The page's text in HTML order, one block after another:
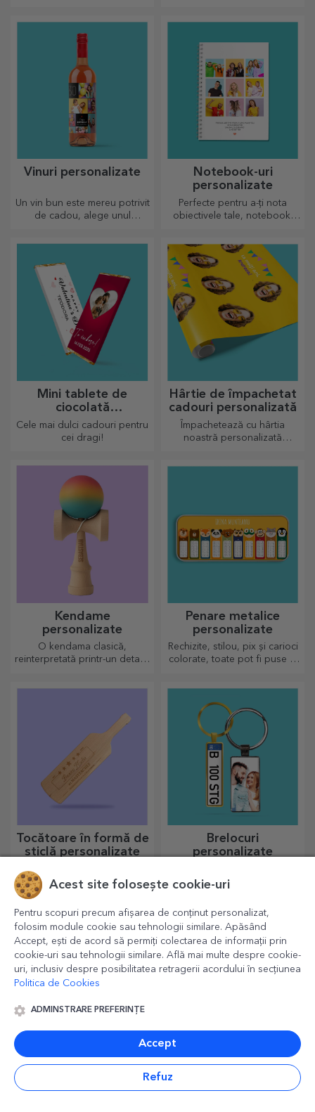
Vinuri personalizate
Un vin bun este mereu potrivit
de cadou, alege unul
Notebook-uri
personalizate
Perfecte pentru a-ți nota
obiectivele tale, notebook-
Mini tablete de
ciocolată
personalizată
Cele mai dulci cadouri pentru
cei dragi!
Hârtie de împachetat
cadouri personalizată
Împachetează cu hârtia
noastră personalizată
Kendame
personalizate
O kendama clasică,
reinterpretată printr-un detaliu
Penare metalice
personalizate
Rechizite, stilou, pix și carioci
colorate, toate pot fi puse la
Tocătoare în formă de
sticlă personalizate
Pasionații în bucătărie merită
toate laudele. Tocătoarele în
formă de sticlă sunt perfecte
pentru a servi deliciile gata
preparate.
Brelocuri
personalizate
tine sunt brelocurile
amintească de tine în fiecare
Săculeți personalizați
Un cadou elegant, perfect
Șorțuri personalizate
Da, da...șorțurile pot fi și cu
Acest site folosește cookie-uri
Pentru scopuri precum afișarea de conținut personalizat,
folosim module cookie sau tehnologii similare. Apăsând
Accept, ești de acord să permiți colectarea de informații prin
cookie-uri sau tehnologii similare. Află mai multe despre cookie-
uri, inclusiv despre posibilitatea retragerii acordului în secțiunea
Politica de Cookies
ADMINSTRARE PREFERINȚE
Accept
Refuz